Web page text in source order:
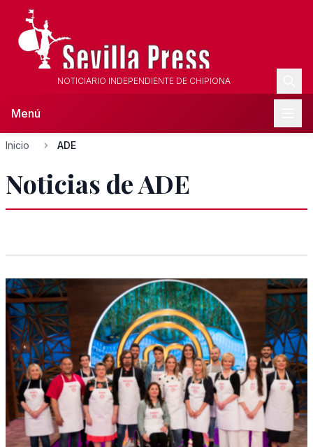
NOTICIARIO INDEPENDIENTE DE CHIPIONA
Menú
Inicio ADE
Noticias de ADE